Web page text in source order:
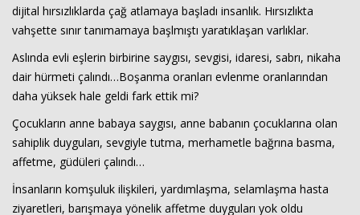
dijital hırsızlıklarda çağ atlamaya başladı insanlık. Hırsızlıkta
vahşette sınır tanımamaya başlmıştı yaratıklaşan varlıklar.
Aslında evli eşlerin birbirine saygısı, sevgisi, idaresi, sabrı, nikaha
dair hürmeti çalındı…Boşanma oranları evlenme oranlarından
daha yüksek hale geldi fark ettik mi?
Çocukların anne babaya saygısı, anne babanın çocuklarına olan
sahiplik duyguları, sevgiyle tutma, merhametle bağrına basma,
affetme, güdüleri çalındı…
İnsanların komşuluk ilişkileri, yardımlaşma, selamlaşma hasta
ziyaretleri, barışmaya yönelik affetme duyguları yok oldu